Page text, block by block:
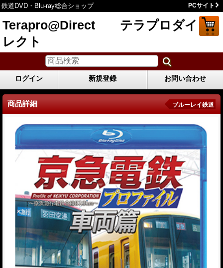
鉄道DVD・Blu-ray総合ショップ PCサイト
Terapro@Direct テラプロダイ
レクト
ログイン 新規登録 お問い合わせ
商品詳細 ブルーレイ鉄道